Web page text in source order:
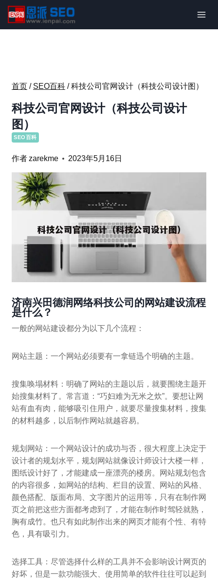
内
首页 / SEO百科 / 科技公司官网设计（科技公司设计图）
科技公司官网设计（科技公司设计
图）
SEO百科
作者zarekme 2023年5月16日
济南兴田德润网络科技公司的网站建设流程
是什么？
一般的网站建设都分为以下几个流程：
网站主题：一个网站必须要有一拿链迅个明确的主题。
搜集唤塌材料：明确了网站的主题以后，就要围绕主题开
始搜集材料了。常言道：“巧妇难为无米之炊”。要想让网
站有血有肉，能够吸引住用户，就要尽量搜集材料，搜集
的材料越多，以后制作网站就越容易。
规划网站：一个网站设计的成功与否，很大程度上决定于
设计者的规划水平，规划网站就像设计师设计大楼一样，
图纸设计好了，才能建成一座漂亮的楼房。网站规划包含
的内容很多，如网站的结构、栏目的设置、网站的风格、
颜色搭配、版面布局、文字图片的运用等，只有在制作网
页之前把这些方面都考虑到了，才能在制作时驾轻就熟，
胸有成竹。也只有如此制作出来的网页才能有个性、有特
色，具有吸引力。
选择工具：尽管选择什么样的工具并不会影响设计网页的
好坏，但是一款功能强大、使用简单的软件往往可以起到